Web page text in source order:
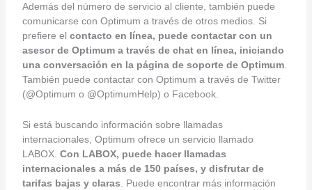
Además del número de servicio al cliente, también puede
comunicarse con Optimum a través de otros medios. Si
prefiere el contacto en línea, puede contactar con un
asesor de Optimum a través de chat en línea, iniciando
una conversación en la página de soporte de Optimum.
También puede contactar con Optimum a través de Twitter
(@Optimum o @OptimumHelp) o Facebook.
Si está buscando información sobre llamadas
internacionales, Optimum ofrece un servicio llamado
LABOX. Con LABOX, puede hacer llamadas
internacionales a más de 150 países, y disfrutar de
tarifas bajas y claras . Puede encontrar más información